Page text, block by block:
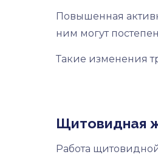
Повышенная
ним могут
Такие изменения
Щитовидная
Работа